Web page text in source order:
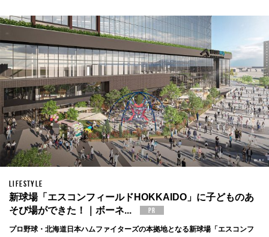
LIFESTYLE
新球場「エスコンフィールドHOKKAIDO」に子どものあ
そび場ができた！｜ボーネ...
プロ野球・北海道日本ハムファイターズの本拠地となる新球場「エスコンフ